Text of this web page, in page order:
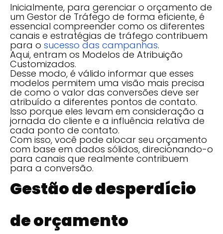
Inicialmente, para gerenciar o orçamento de
um Gestor de Tráfego de forma eficiente, é
essencial compreender como os diferentes
canais e estratégias de tráfego contribuem
para o sucesso das campanhas.
Aqui, entram os Modelos de Atribuição
Customizados.
Desse modo, é válido informar que esses
modelos permitem uma visão mais precisa
de como o valor das conversões deve ser
atribuído a diferentes pontos de contato.
Isso porque eles levam em consideração a
jornada do cliente e a influência relativa de
cada ponto de contato.
Com isso, você pode alocar seu orçamento
com base em dados sólidos, direcionando-o
para canais que realmente contribuem
para a conversão.
Gestão de desperdício
de orçamento